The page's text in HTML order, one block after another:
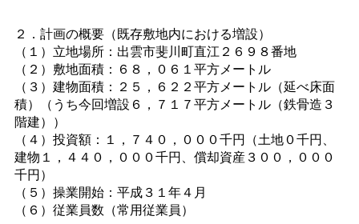
２．計画の概要（既存敷地内における増設）
（１）立地場所：出雲市斐川町直江２６９８番地
（２）敷地面積：６８，０６１平方メートル
（３）建物面積：２５，６２２平方メートル（延べ床面
積）（うち今回増設６，７１７平方メートル（鉄骨造３
階建））
（４）投資額：１，７４０，０００千円（土地０千円、
建物１，４４０，０００千円、償却資産３００，０００
千円）
（５）操業開始：平成３１年４月
（６）従業員数（常用従業員）